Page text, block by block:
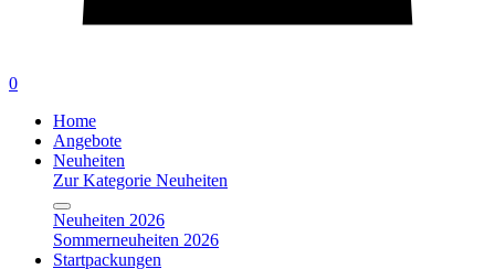
0
Home
Angebote
Neuheiten
Zur Kategorie Neuheiten
Neuheiten 2026
Sommerneuheiten 2026
Startpackungen